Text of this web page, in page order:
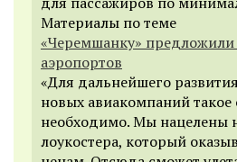
Материалы по теме
«Черемшанку» предложили
аэропортов
«Для дальнейшего
новых авиакомпаний
необходимо. Мы нацелены
лоукостера, который